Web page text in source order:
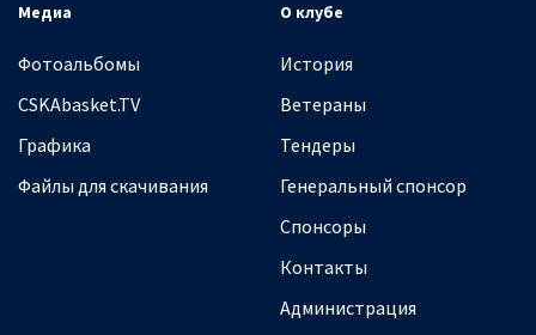
Медиа
Фотоальбомы
CSKAbasket.TV
Графика
Файлы для скачивания
О клубе
История
Ветераны
Тендеры
Генеральный спонсор
Спонсоры
Контакты
Администрация